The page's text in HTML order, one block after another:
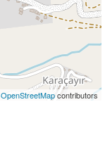
OpenStreetMapcontributors